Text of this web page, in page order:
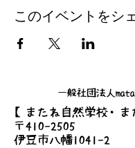
このイベントをシ
一般社団法人
【またね自然学校・ま
〒410-2505
伊豆市八幡1041-2